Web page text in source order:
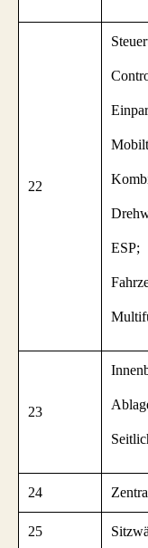
22
ESP;
23
24
25